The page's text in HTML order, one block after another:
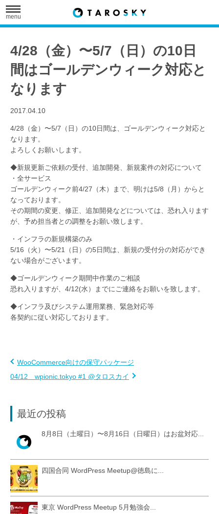
menu
4/28（金）〜5/7（日）の10日
間はゴールデンウィーク対応と
なります
2017.04.10
4/28（金）〜5/7（日）の10日間は、ゴールデンウィーク対応と
なります。
よろしくお願いします。
◆新規更新ご依頼の受付、追加開発、新規案件の対応について
・全サービス
ゴールデンウィーク前4/27（木）まで、明けは5/8（月）からと
なっております。
その期間の変更、修正、追加開発などについては、恐れ入ります
が、予め担当者との調整をお願い致します。
・インフラの新規構築のみ
5/16（火）〜5/21（日）の5日間は、新規の受付分の対応ができ
ない場合がございます。
◆ゴールデンウィーク期間中作業のご相談
恐れ入りますが、4/12(水）までにご連絡をお願いを致します。
◆インフラ及びシステム運用業務、緊急対応等
各契約に従い対応しております。
WooCommerce向けの保守パッケージ
04/12 wpionic.tokyo #1 @タロスカイ
最近の投稿
8月8日（土曜日）〜8月16日（日曜日）はお盆対応...
四国合同 WordPress Meetup@徳島に...
東京 WordPress Meetup 5月勉強会...